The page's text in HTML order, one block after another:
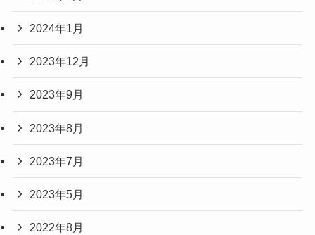
2024年1月
2023年12月
2023年9月
2023年8月
2023年7月
2023年5月
2022年8月